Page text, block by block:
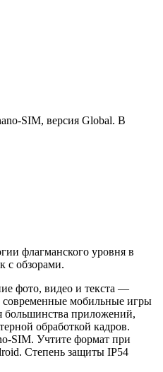
SIM, версия Global. В
флагманского уровня в
с обзорами.
фото, видео и текста —
современные мобильные игры
большинства приложений,
обработкой кадров.
SIM. Учтите формат при
Степень защиты IP54